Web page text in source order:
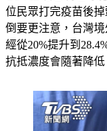
COVID疫苗現在可
位民眾打完疫苗後
倒要更注意，台灣
經從20%提升到